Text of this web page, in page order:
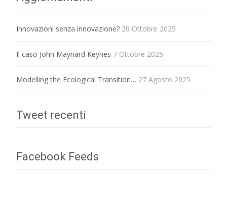
Innovazioni senza innovazione? 20 Ottobre 2025
Il caso John Maynard Keynes 7 Ottobre 2025
Modelling the Ecological Transition… 27 Agosto 2025
Tweet recenti
Facebook Feeds